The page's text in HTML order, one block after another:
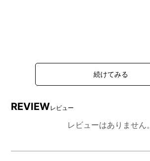
REVIEWレビュー
レビューはありません。